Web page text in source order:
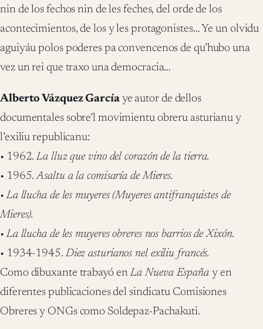
nin de los fechos nin de les feches, del orde de los
acontecimientos, de los y les protagonistes… Ye un olvidu
aguiyáu polos poderes pa convencenos de qu’hubo una
vez un rei que traxo una democracia…
Alberto Vázquez Garcíaye autor de dellos
documentales sobre’l movimientu obreru asturianu y
l’exiliu republicanu:
• 1962.La lluz que vino del corazón de la tierra.
• 1965.Asaltu a la comisaría de Mieres.
•La llucha de les muyeres (Muyeres antifranquistes de
Mieres).
•La llucha de les muyeres obreres nos barrios de Xixón.
• 1934-1945.Diez asturianos nel exiliu francés.
Como dibuxante trabayó enLa Nueva España y en
diferentes publicaciones del sindicatu Comisiones
Obreres y ONGs como Soldepaz-Pachakuti.